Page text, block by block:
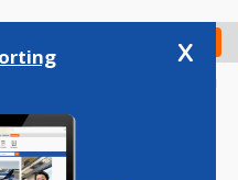
Check in
x